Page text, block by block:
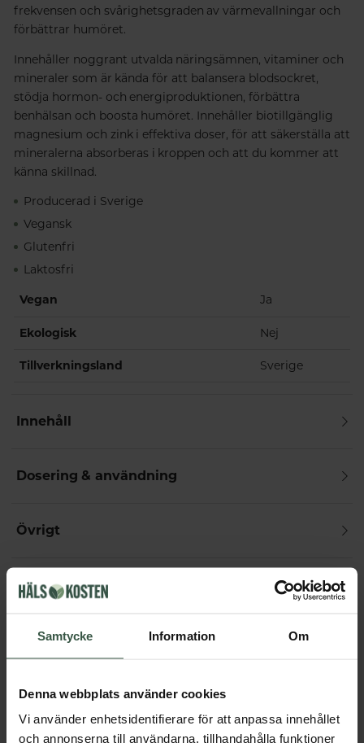
Samtycke Information Om
Denna webbplats använder cookies
Vi använder enhetsidentifierare för att anpassa innehållet
och annonserna till användarna, tillhandahålla funktioner
frekvensen och svårighetsgraden av värmevallningar och
förbättrar humöret.
Innehåller noggrant utvalda näringsämnen, vitaminer och
mineraler som är kända för att balansera blodsockret,
stödja hormon- och energiproduktionen, förbättra
benhälsan och boosta humöret. Innehåller biotillgänglig
magnesium och zink i effektiva doser, för att säkerställa att
mineralerna absorberas i kroppen och att du kommer att
känna skillnad.
Producerad i Sverige
Vegansk
Glutenfri
Laktosfri
Vegan Ja
Ekologisk Nej
Tillverkningsland Sverige
Innehåll
Dosering & användning
Övrigt
Andra köpte också